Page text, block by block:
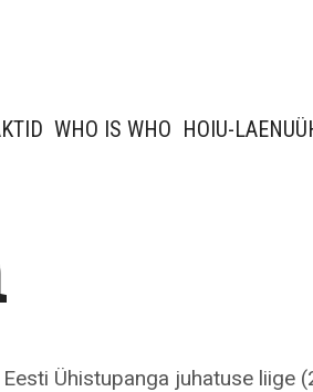
WHO IS WHO HOIU-
Ühistupanga juhatuse liige